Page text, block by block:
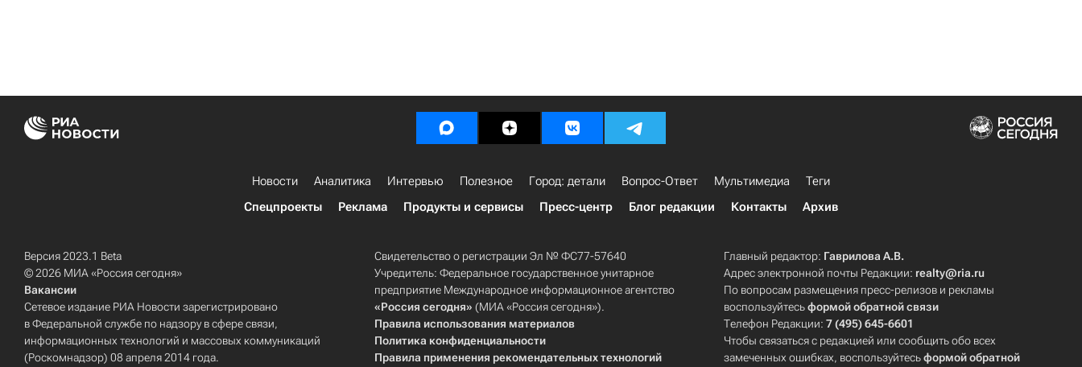
Новости Аналитика Интервью Полезное Город: детали Вопрос-Ответ Мультимедиа
Теги
Спецпроекты
Реклама Продукты и сервисы Пресс-центр Блог редакции Контакты Архив
Версия 2023.1 Beta
© 2026 МИА «Россия сегодня»
Вакансии
Сетевое издание РИА Новости зарегистрировано
в Федеральной службе по надзору в сфере связи,
информационных технологий и массовых коммуникаций
(Роскомнадзор) 08 апреля 2014 года.
Свидетельство о регистрации Эл № ФС77-57640
Учредитель: Федеральное государственное унитарное
предприятие Международное информационное агентство
«Россия сегодня» (МИА «Россия сегодня»).
Правила использования материалов
Политика конфиденциальности
Правила применения рекомендательных технологий
Главный редактор: Гаврилова А.В.
Адрес электронной почты Редакции: realty@ria.ru
По вопросам размещения пресс-релизов и рекламы
воспользуйтесьформой обратной связи
Телефон Редакции:7 (495) 645-6601
Чтобы связаться с редакцией или сообщить обо всех
замеченных ошибках, воспользуйтесьформой обратной